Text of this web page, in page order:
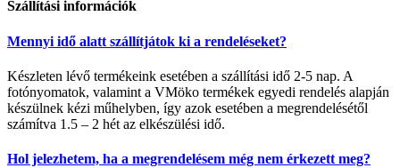
Szállítási információk
Mennyi idő alatt szállítjátok ki a rendeléseket?
Készleten lévő termékeink esetében a szállítási idő 2-5 nap. A
fotónyomatok, valamint a VMöko termékek egyedi rendelés alapján
készülnek kézi műhelyben, így azok esetében a megrendelésétől
számítva 1.5 – 2 hét az elkészülési idő.
Hol jelezhetem, ha a megrendelésem még nem érkezett meg?